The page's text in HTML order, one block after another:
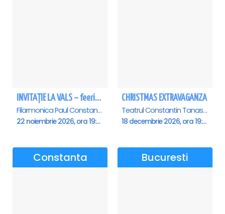
INVITAȚIE LA VALS – feerie de bal în paşi de dans - Ploiesti
Filarmonica Paul Constantinescu, Ploiesti
22 noiembrie 2026, ora 19:00
CHRISTMAS EXTRAVAGANZA
Teatrul Constantin Tanase - Sala Savoy, Bucuresti
18 decembrie 2026, ora 19:00
Constanta Bucuresti